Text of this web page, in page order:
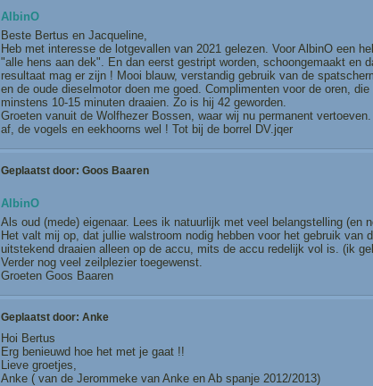
AlbinO
Beste Bertus en Jacqueline,
Heb met interesse de lotgevallen van 2021 gelezen. Voor AlbinO een
"alle hens aan dek". En dan eerst gestript worden, schoongemaakt en
resultaat mag er zijn ! Mooi blauw, verstandig gebruik van de
en de oude dieselmotor doen me goed. Complimenten voor de oren,
minstens 10-15 minuten draaien. Zo is hij 42 geworden.
Groeten vanuit de Wolfhezer Bossen, waar wij nu permanent
af, de vogels en eekhoorns wel ! Tot bij de borrel DV.jqer
Geplaatst door: Goos Baaren
AlbinO
Als oud (mede) eigenaar. Lees ik natuurlijk met veel belangstelling (en
Het valt mij op, dat jullie walstroom nodig hebben voor het gebruik van
uitstekend draaien alleen op de accu, mits de accu redelijk vol is. (ik
Verder nog veel zeilplezier toegewenst.
Groeten Goos Baaren
Geplaatst door: Anke
Hoi Bertus
Erg benieuwd hoe het met je gaat !!
Lieve groetjes,
Anke ( van de Jerommeke van Anke en Ab spanje 2012/2013)